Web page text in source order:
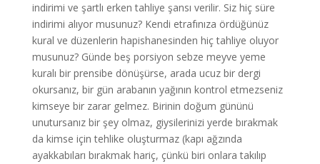
indirimi ve şartlı erken tahliye şansı verilir. Siz hiç süre
indirimi alıyor musunuz? Kendi etrafınıza ördüğünüz
kural ve düzenlerin hapishanesinden hiç tahliye oluyor
musunuz? Günde beş porsiyon sebze meyve yeme
kuralı bir prensibe dönüşürse, arada ucuz bir dergi
okursanız, bir gün arabanın yağının kontrol etmezseniz
kimseye bir zarar gelmez. Birinin doğum gününü
unutursanız bir şey olmaz, giysilerinizi yerde bırakmak
da kimse için tehlike oluşturmaz (kapı ağzında
ayakkabıları bırakmak hariç, çünkü biri onlara takılıp